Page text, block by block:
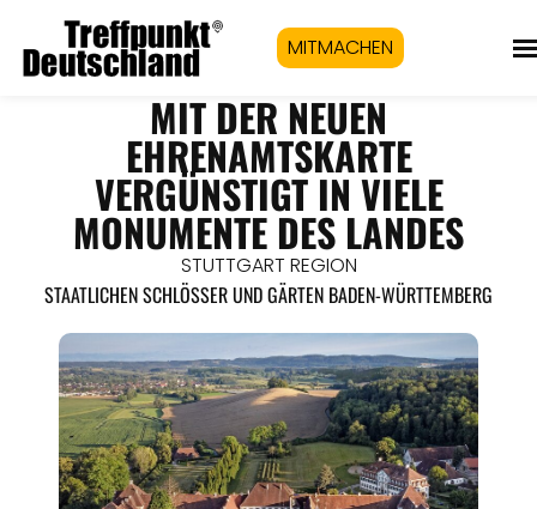
MITMACHEN
MIT DER NEUEN
EHRENAMTSKARTE
VERGÜNSTIGT IN VIELE
MONUMENTE DES LANDES
STUTTGART REGION
STAATLICHEN SCHLÖSSER UND GÄRTEN BADEN-WÜRTTEMBERG